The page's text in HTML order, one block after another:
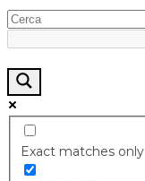
Exact matches only